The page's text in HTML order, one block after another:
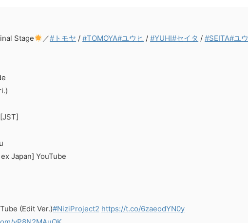
Stage ／#トモヤ /#TOMOYA#ユウヒ /#YUHI#セイタ /#SEITA#ユウ
Japan] YouTube
(Edit Ver.)#NiziProject2 https://t.co/6zaeodYN0y